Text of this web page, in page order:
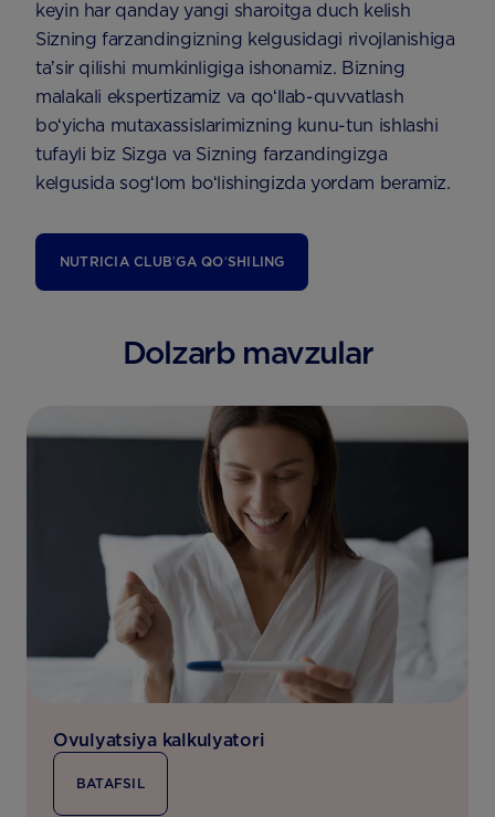
keyin har qanday yangi sharoitga duch kelish
Sizning farzandingizning kelgusidagi rivojlanishiga
taʼsir qilishi mumkinligiga ishonamiz. Bizning
malakali ekspertizamiz va qoʻllab-quvvatlash
boʻyicha mutaxassislarimizning kunu-tun ishlashi
tufayli biz Sizga va Sizning farzandingizga
kelgusida sogʻlom boʻlishingizda yordam beramiz.
NUTRICIA CLUBʼGA QOʻSHILING
Dolzarb mavzular
Ovulyatsiya kalkulyatori
BATAFSIL